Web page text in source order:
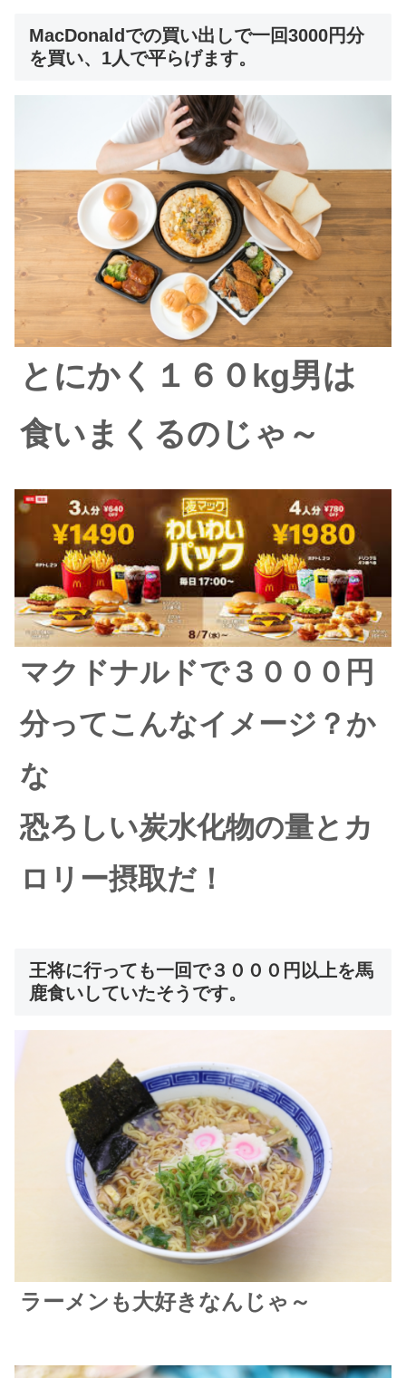
MacDonaldでの買い出しで一回3000円分
を買い、1人で平らげます。
とにかく１６０kg男は
食いまくるのじゃ～
マクドナルドで３０００円
分ってこんなイメージ？か
な
恐ろしい炭水化物の量とカ
ロリー摂取だ！
王将に行っても一回で３０００円以上を馬
鹿食いしていたそうです。
ラーメンも大好きなんじゃ～